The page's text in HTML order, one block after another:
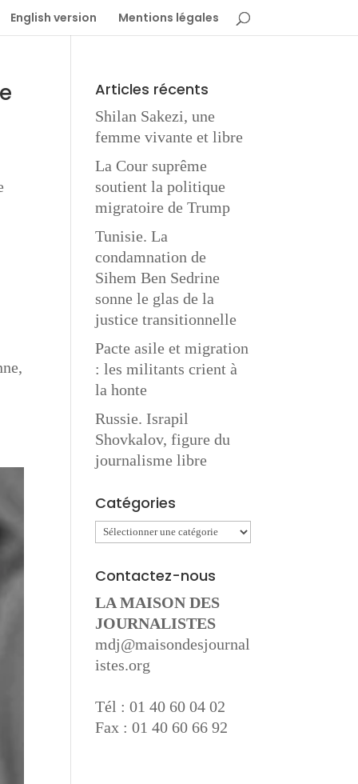
English version Mentions légales
Articles récents
Shilan Sakezi, une
femme vivante et libre
La Cour suprême
soutient la politique
migratoire de Trump
Tunisie. La
condamnation de
Sihem Ben Sedrine
sonne le glas de la
justice transitionnelle
Pacte asile et migration
: les militants crient à
la honte
Russie. Israpil
Shovkalov, figure du
journalisme libre
Catégories
Catégories
Contactez-nous
LA MAISON DES
JOURNALISTES
mdj@maisondesjournal
istes.org
Tél : 01 40 60 04 02
Fax : 01 40 60 66 92